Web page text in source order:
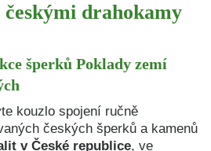
českými drahokamy
šperků Poklady zemí
kouzlo spojení ručně
českých šperků a kamenů
v České republice, ve